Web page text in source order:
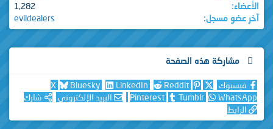
الأعضاء
1,282
آخر عضو مسجل
evildealers
مشاركة هذه الصفحة
فيسبوك X Bluesky LinkedIn
Reddit
Pinterest
Tumblr WhatsApp البريد الإلكتروني
شارك
الرابط